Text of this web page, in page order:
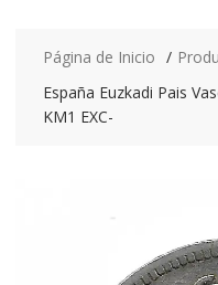
Página de Inicio
España Euzkadi Pais
KM1 EXC-